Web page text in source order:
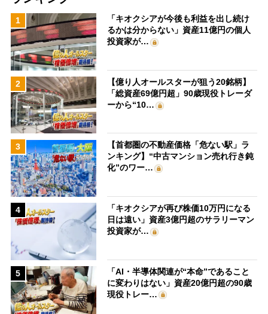
1
「キオクシアが今後も利益を出し続け
るかは分からない」資産11億円の個人
投資家が…
2
【億り人オールスターが狙う20銘柄】
「総資産69億円超」90歳現役トレーダ
ーから“10…
3
【首都圏の不動産価格「危ない駅」ラ
ンキング】“中古マンション売れ行き鈍
化”のワー…
4
「キオクシアが再び株価10万円になる
日は遠い」資産3億円超のサラリーマン
投資家が…
5
「AI・半導体関連が“本命”であること
に変わりはない」資産20億円超の90歳
現役トレー…